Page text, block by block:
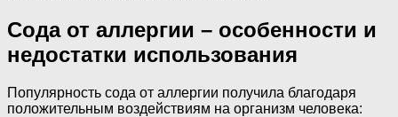
Сода от аллергии – особенности и
недостатки использования
Популярность сода от аллергии получила благодаря
положительным воздействиям на организм человека: